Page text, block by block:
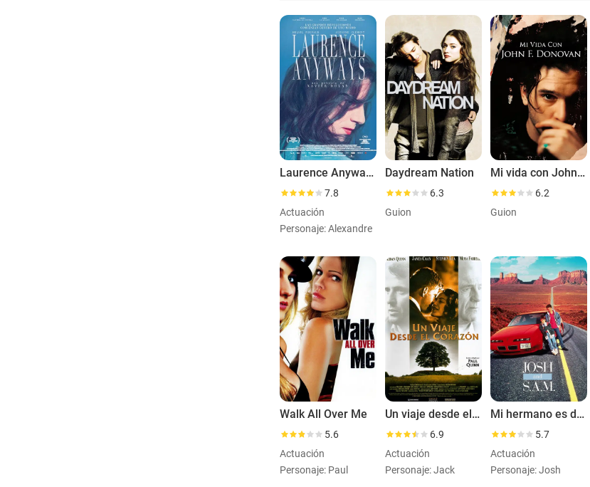
Laurence Anyways
7.8
Actuación
Personaje: Alexandre
Daydream Nation
6.3
Guion
Mi vida con John F. Donovan
6.2
Guion
Walk All Over Me
5.6
Actuación
Personaje: Paul
Un viaje desde el corazón
6.9
Actuación
Personaje: Jack
Mi hermano es de otro planeta
5.7
Actuación
Personaje: Josh